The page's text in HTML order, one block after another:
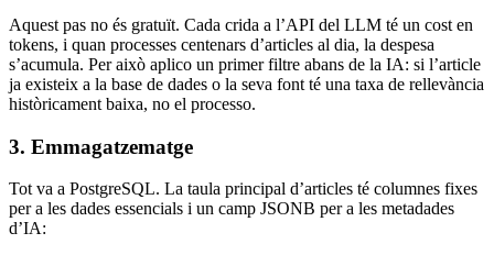
Aquest pas no és gratuït. Cada crida a l’API del LLM té un cost en
tokens, i quan processes centenars d’articles al dia, la despesa
s’acumula. Per això aplico un primer filtre abans de la IA: si l’article
ja existeix a la base de dades o la seva font té una taxa de rellevància
històricament baixa, no el processo.
3. Emmagatzematge
Tot va a PostgreSQL. La taula principal d’articles té columnes fixes
per a les dades essencials i un camp JSONB per a les metadades
d’IA: